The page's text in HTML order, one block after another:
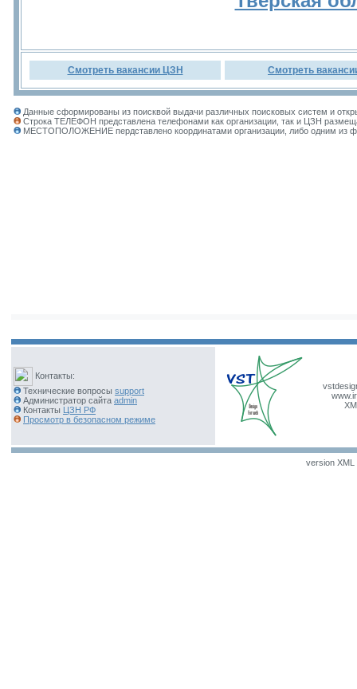
Смотреть вакансии ЦЗН Смотреть
Данные сформированы из поисквой выдачи различных поисковых систем и
Строка ТЕЛЕФОН представлена телефонами как организации, так и ЦЗН
МЕСТОПОЛОЖЕНИЕ пердставлено координатами организации, либо одним из
Контакты:
Технические вопросы support
Администратор сайта admin
Контакты ЦЗН РФ
Просмотр в безопасном режиме
version